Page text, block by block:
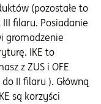
(pozostałe to
III filaru. Posiadanie
gromadzenie
IKE to
z ZUS i OFE
II filaru ). Główną
są korzyści